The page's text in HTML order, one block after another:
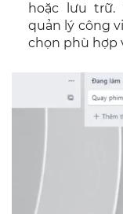
hoặc lưu
quản lý công
chọn phù hợp